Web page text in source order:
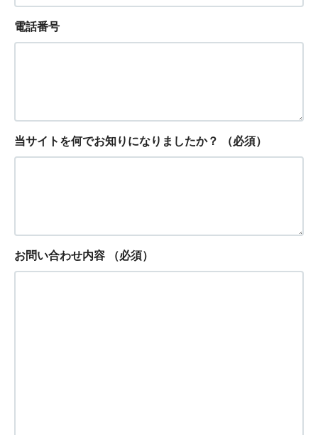
電話番号
当サイトを何でお知りになりましたか？ （必須）
お問い合わせ内容 （必須）